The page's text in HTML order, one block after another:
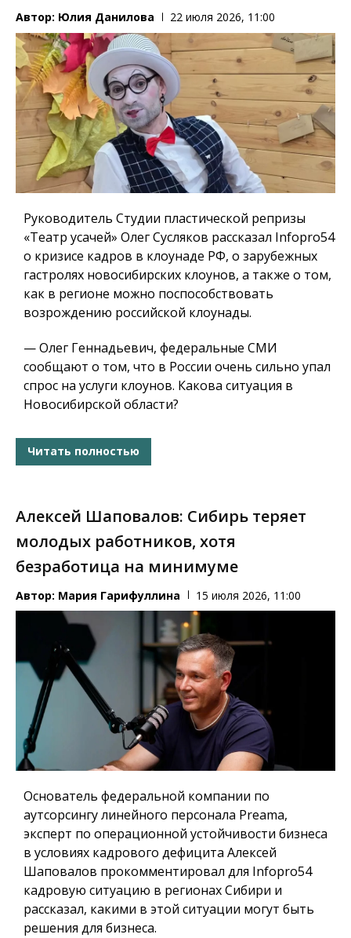
Автор: Юлия Данилова 22 июля 2026, 11:00
Руководитель Студии пластической репризы
«Театр усачей» Олег Сусляков рассказал Infopro54
о кризисе кадров в клоунаде РФ, о зарубежных
гастролях новосибирских клоунов, а также о том,
как в регионе можно поспособствовать
возрождению российской клоунады.
— Олег Геннадьевич, федеральные СМИ
сообщают о том, что в России очень сильно упал
спрос на услуги клоунов. Какова ситуация в
Новосибирской области?
Читать полностью
Алексей Шаповалов: Сибирь теряет
молодых работников, хотя
безработица на минимуме
Автор: Мария Гарифуллина 15 июля 2026, 11:00
Основатель федеральной компании по
аутсорсингу линейного персонала Preama,
эксперт по операционной устойчивости бизнеса
в условиях кадрового дефицита Алексей
Шаповалов прокомментировал для Infopro54
кадровую ситуацию в регионах Сибири и
рассказал, какими в этой ситуации могут быть
решения для бизнеса.